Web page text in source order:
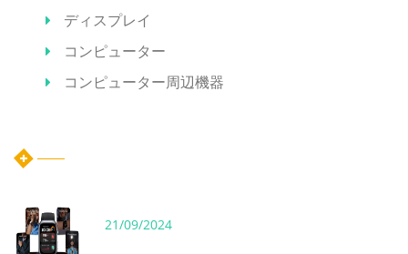
ディスプレイ
コンピューター
コンピューター周辺機器
21/09/2024